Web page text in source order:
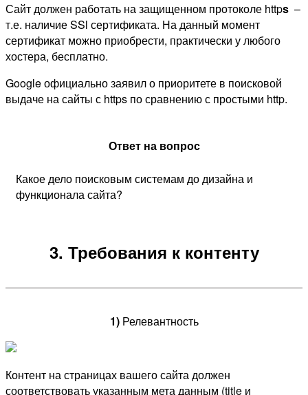
Сайт должен работать на защищенном протоколе https –
т.е. наличие SSl сертификата. На данный момент
сертификат можно приобрести, практически у любого
хостера, бесплатно.
Google официально заявил о приоритете в поисковой
выдаче на сайты с https по сравнению с простыми http.
Ответ на вопрос
Какое дело поисковым системам до дизайна и
функционала сайта?
3. Требования к контенту
1) Релевантность
Контент на страницах вашего сайта должен
соответствовать указанным мета данным (title и